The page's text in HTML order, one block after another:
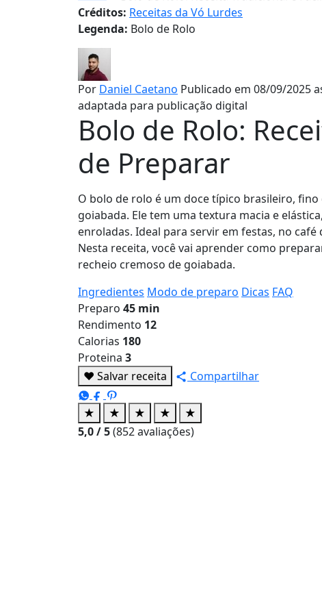
Créditos: Receitas da Vó Lurdes
Legenda: Bolo de Rolo
Por Daniel Caetano Publicado em 08/09/2025
adaptada para publicação digital
Bolo de Rolo:
de Preparar
O bolo de rolo é um doce típico brasileiro,
goiabada. Ele tem uma textura macia e
enroladas. Ideal para servir em festas, no
Nesta receita, você vai aprender como
recheio cremoso de goiabada.
Ingredientes Modo de preparo Dicas FAQ
Preparo 45 min
Rendimento 12
Calorias 180
Proteina 3
♥ Salvar receita Compartilhar
★ ★ ★ ★
★
5,0/ 5(852avaliações)